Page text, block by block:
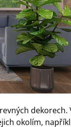
dekorech.
okolím,